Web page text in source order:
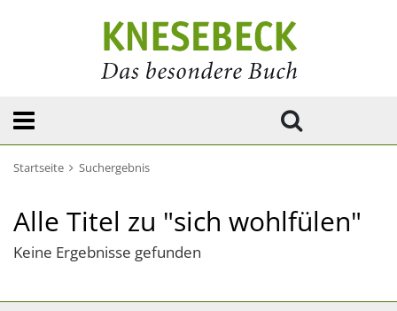
Startseite Suchergebnis
Alle Titel zu "sich wohlfülen"
Keine Ergebnisse gefunden